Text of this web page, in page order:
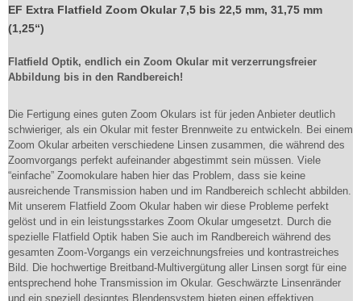
EF Extra Flatfield Zoom Okular 7,5 bis 22,5 mm, 31,75 mm
(1,25“)
Flatfield Optik, endlich ein Zoom Okular mit verzerrungsfreier
Abbildung bis in den Randbereich!
Die Fertigung eines guten Zoom Okulars ist für jeden Anbieter deutlich
schwieriger, als ein Okular mit fester Brennweite zu entwickeln. Bei einem
Zoom Okular arbeiten verschiedene Linsen zusammen, die während des
Zoomvorgangs perfekt aufeinander abgestimmt sein müssen. Viele
“einfache” Zoomokulare haben hier das Problem, dass sie keine
ausreichende Transmission haben und im Randbereich schlecht abbilden.
Mit unserem Flatfield Zoom Okular haben wir diese Probleme perfekt
gelöst und in ein leistungsstarkes Zoom Okular umgesetzt. Durch die
spezielle Flatfield Optik haben Sie auch im Randbereich während des
gesamten Zoom-Vorgangs ein verzeichnungsfreies und kontrastreiches
Bild. Die hochwertige Breitband-Multivergütung aller Linsen sorgt für eine
entsprechend hohe Transmission im Okular. Geschwärzte Linsenränder
und ein speziell designtes Blendensystem bieten einen effektiven